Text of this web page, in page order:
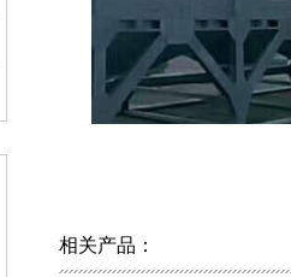
相关产品：